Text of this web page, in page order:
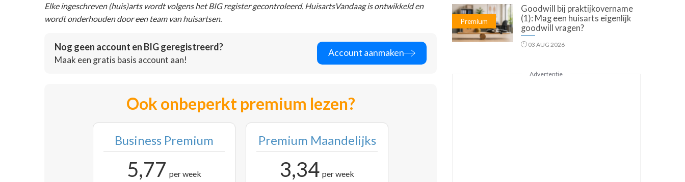
Elke ingeschreven (huis)arts wordt volgens het BIG register gecontroleerd. HuisartsVandaag is ontwikkeld en
wordt onderhouden door een team van huisartsen.
Nog geen account en BIG geregistreerd?
Maak een gratis basis account aan!
Account aanmaken
Ook onbeperkt premium lezen?
Business Premium
5,77 per week
Premium Maandelijks
3,34 per week
Premium
Goodwill bij praktijkovername
(1): Mag een huisarts eigenlijk
goodwill vragen?
03 AUG 2026
Advertentie